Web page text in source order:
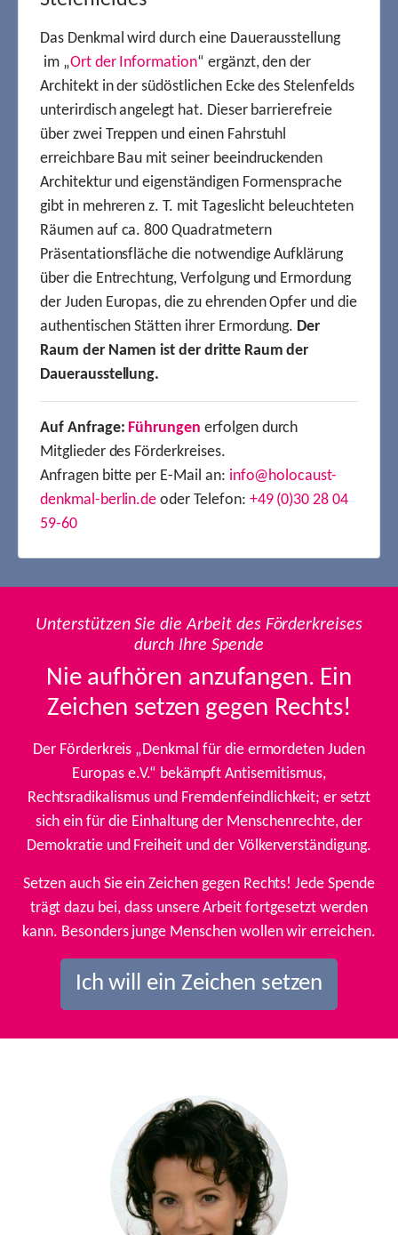
Das Denkmal wird durch eine Dauerausstellung
im „Ort der Information“ ergänzt, den der
Architekt in der südöstlichen Ecke des Stelenfelds
unterirdisch angelegt hat. Dieser barrierefreie
über zwei Treppen und einen Fahrstuhl
erreichbare Bau mit seiner beeindruckenden
Architektur und eigenständigen Formensprache
gibt in mehreren z. T. mit Tageslicht beleuchteten
Räumen auf ca. 800 Quadratmetern
Präsentationsfläche die notwendige Aufklärung
über die Entrechtung, Verfolgung und Ermordung
der Juden Europas, die zu ehrenden Opfer und die
authentischen Stätten ihrer Ermordung. Der
Raum der Namen ist der dritte Raum der
Dauerausstellung.
Auf Anfrage: Führungen erfolgen durch
Mitglieder des Förderkreises.
Anfragen bitte per E-Mail an: info@holocaust-
denkmal-berlin.de oder Telefon: +49 (0)30 28 04
59-60
Unterstützen Sie die Arbeit des Förderkreises
durch Ihre Spende
Nie aufhören anzufangen. Ein
Zeichen setzen gegen Rechts!
Der Förderkreis „Denkmal für die ermordeten Juden
Europas e.V.“ bekämpft Antisemitismus,
Rechtsradikalismus und Fremdenfeindlichkeit; er setzt
sich ein für die Einhaltung der Menschenrechte, der
Demokratie und Freiheit und der Völkerverständigung.
Setzen auch Sie ein Zeichen gegen Rechts! Jede Spende
trägt dazu bei, dass unsere Arbeit fortgesetzt werden
kann. Besonders junge Menschen wollen wir erreichen.
Ich will ein Zeichen setzen